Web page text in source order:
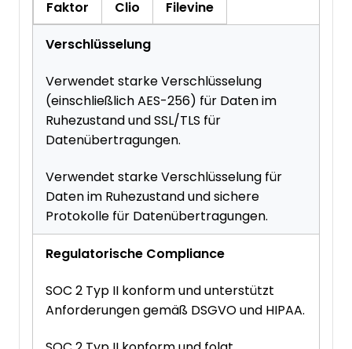
Faktor Clio Filevine
Verschlüsselung
Verwendet starke Verschlüsselung
(einschließlich AES-256) für Daten im
Ruhezustand und SSL/TLS für
Datenübertragungen.
Verwendet starke Verschlüsselung für
Daten im Ruhezustand und sichere
Protokolle für Datenübertragungen.
Regulatorische Compliance
SOC 2 Typ II konform und unterstützt
Anforderungen gemäß DSGVO und HIPAA.